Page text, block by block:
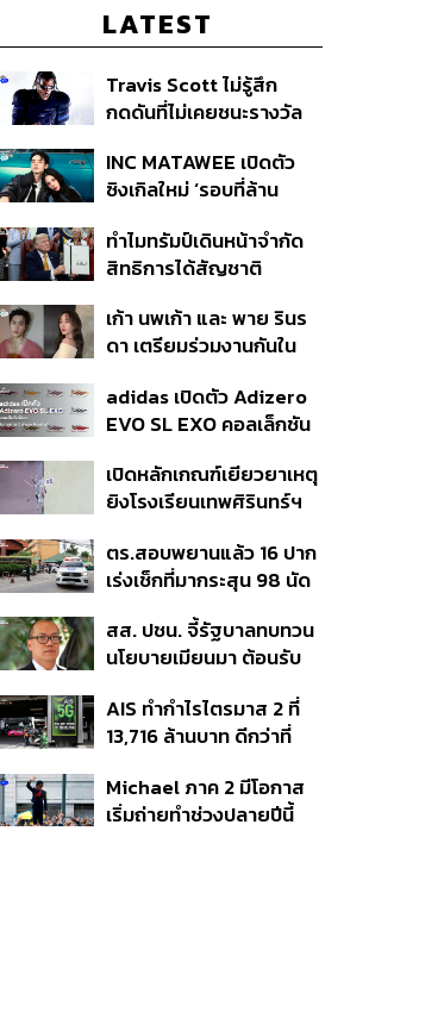
LATEST
Travis Scott ไม่รู้สึก
กดดันที่ไม่เคยชนะรางวัล
แล้ว 10 ครั้ง
INC MATAWEE เปิดตัว
ซิงเกิลใหม่ ‘รอบที่ล้าน
มาแสดงในมิวสิกวิดีโอ
ทำไมทรัมป์เดินหน้าจำกัด
สิทธิการได้สัญชาติ
แม้ศาลสูงสุดเคยตัดสิน
คัดค้าน
เก้า นพเก้า และ พาย รินร
ดา เตรียมร่วมงานกันใน
Taste In Time’
adidas เปิดตัว Adizero
EVO SL EXO คอลเล็กชัน
Football
เปิดหลักเกณฑ์เยียวยาเหตุ
ยิงโรงเรียนเทพศิรินทร์ฯ
เจ็บสูงสุด 1 แสน เยียวยา
จิตใจ 5 ระดับ
ตร.สอบพยานแล้ว 16 ปาก
เร่งเช็กที่มากระสุน 98 นัด
ปากคำ
สส. ปชน. จี้รัฐบาลทบทวน
นโยบายเมียนมา ต้อนรับ
สัญญาว่างเปล่า
AIS ทำกำไรไตรมาส 2 ที่
13,716 ล้านบาท ดีกว่าที่
เท่าเดิม เน็ตบ้านโตแรงสุด
7.9%
Michael ภาค 2 มีโอกาส
เริ่มถ่ายทำช่วงปลายปีนี้